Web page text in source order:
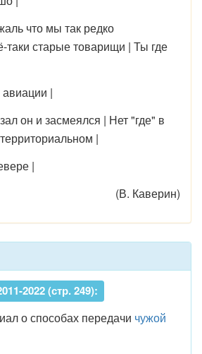
что мы так редко
таки старые товарищи | Ты где
|
он и засмеялся | Нет "где" в
|
|
(В. Каверин)
2022 (стр. 249):
о способах передачи чужой